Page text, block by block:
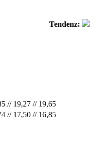
Tendenz:
//19,27 //19,65
//17,50 //16,85